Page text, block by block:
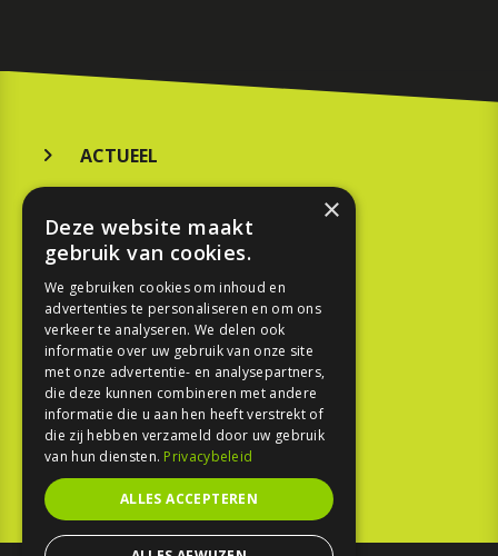
ACTUEEL
KOOPGIDS
TESTEN
SPORT
REPORTAGE
TOUREN
NIEUWSBRIEF
×
Deze website maakt
gebruik van cookies.
We gebruiken cookies om inhoud en
advertenties te personaliseren en om ons
verkeer te analyseren. We delen ook
informatie over uw gebruik van onze site
met onze advertentie- en analysepartners,
die deze kunnen combineren met andere
informatie die u aan hen heeft verstrekt of
die zij hebben verzameld door uw gebruik
van hun diensten. Privacybeleid
ALLES ACCEPTEREN